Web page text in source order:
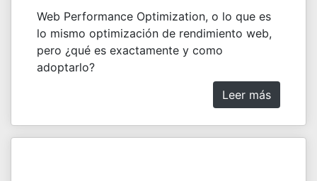
Web Performance Optimization, o lo que es
lo mismo optimización de rendimiento web,
pero ¿qué es exactamente y como
adoptarlo?
Leer más